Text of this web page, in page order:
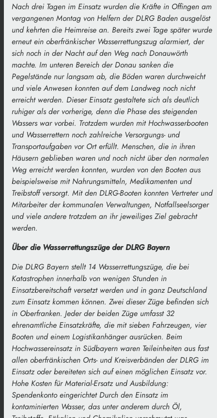
Nach drei Tagen im Einsatz wurden die Kräfte in Offingen am
vergangenen Montag von Helfern der DLRG Baden ausgelöst
und kehrten die Heimreise an. Bereits zwei Tage später wurde
erneut ein oberfränkischer Wasserrettungszug alarmiert, der
sich noch in der Nacht auf den Weg nach Donauwörth
machte. Im unteren Bereich der Donau sanken die
Pegelstände nur langsam ab, die Böden waren durchweicht
und viele Anwesen konnten auf dem Landweg noch nicht
erreicht werden. Dieser Einsatz gestaltete sich als deutlich
ruhiger als der vorherige, denn die Phase des steigenden
Wassers war vorbei. Trotzdem wurden mit Hochwasserbooten
und Wasserrettern noch zahlreiche Versorgungs- und
Transportaufgaben vor Ort erfüllt. Menschen, die in ihren
Häusern geblieben waren und noch nicht über den normalen
Weg erreicht werden konnten, wurden von den Booten aus
beispielsweise mit Nahrungsmitteln, Medikamenten und
Treibstoff versorgt. Mit den DLRG-Booten konnten Vertreter und
Mitarbeiter der kommunalen Verwaltungen, Notfallseelsorger
und viele andere trotzdem an ihr jeweiliges Ziel gebracht
werden.
Über die Wasserrettungszüge der DLRG Bayern
Die DLRG Bayern stellt 14 Wasserrettungszüge, die bei
Katastrophen innerhalb von wenigen Stunden in
Einsatzbereitschaft versetzt werden und in ganz Deutschland
zum Einsatz kommen können. Zwei dieser Züge befinden sich
in Oberfranken. Jeder der beiden Züge umfasst 32
ehrenamtliche Einsatzkräfte, die mit sieben Fahrzeugen, vier
Booten und einem Logistikanhänger ausrücken. Beim
Hochwassereinsatz in Südbayern waren Teileinheiten aus fast
allen oberfränkischen Orts- und Kreisverbänden der DLRG im
Einsatz oder bereiteten sich auf einen möglichen Einsatz vor.
Hohe Kosten für Material-Ersatz und Ausbildung:
Spendenkonto eingerichtet Durch den Einsatz im
kontaminierten Wasser, das unter anderem durch Öl,